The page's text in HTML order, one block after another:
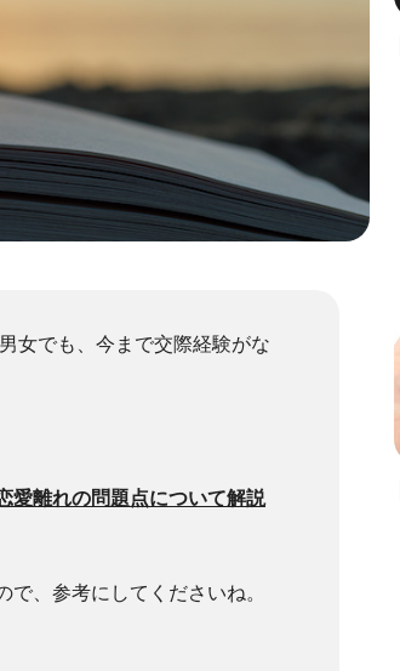
女でも、今まで交際経験がな
愛離れの問題点について解説
、参考にしてくださいね。